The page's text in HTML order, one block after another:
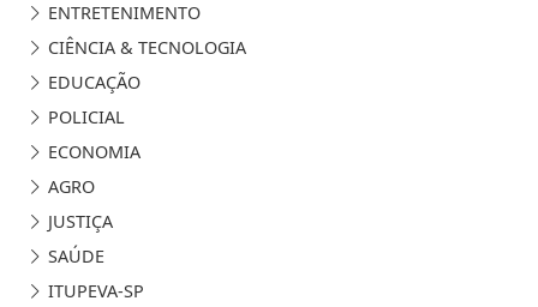
ENTRETENIMENTO
CIÊNCIA & TECNOLOGIA
EDUCAÇÃO
POLICIAL
ECONOMIA
AGRO
JUSTIÇA
SAÚDE
ITUPEVA-SP